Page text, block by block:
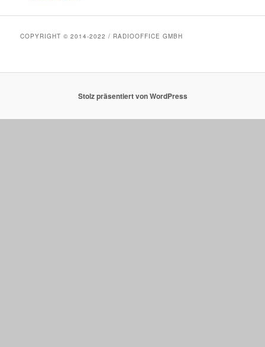
COPYRIGHT © 2014-2022 / RADIOOFFICE GMBH
Stolz präsentiert von WordPress